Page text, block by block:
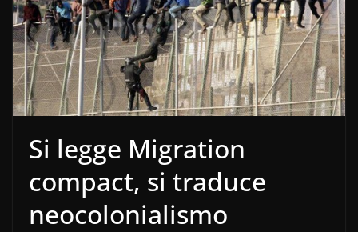
Si legge Migration
compact, si traduce
neocolonialismo